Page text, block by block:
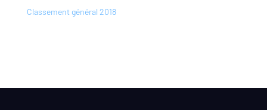
Classement général 2018